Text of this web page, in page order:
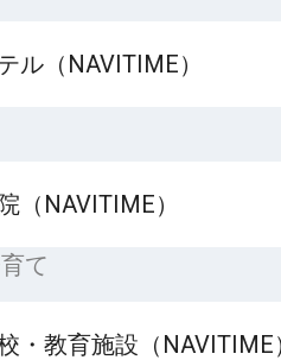
ル（NAVITIME）
（NAVITIME）
て
・教育施設（NAVITIME